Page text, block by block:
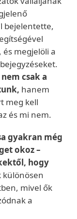
bejelentette,
megjelöli a
csak a
hanem
meg kell
és mi nem.
gyakran még
okoz –
hogy
különösen
mivel ők
a